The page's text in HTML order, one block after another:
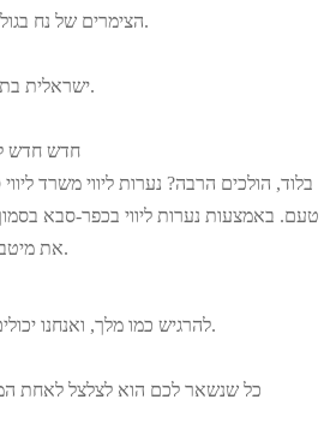
הצימרים של נח בגולן מתאימים לזוגות ולמשפחות עם ילדים כאחד.
ישראלית בת 25 מארחת בדירה מפוארת , פרטי ודיסקרטי.
23 – חדש
בלוד, הולכים הרבה? נערות ליווי משרד ליווי סקס 69 בישראל – בנות דוגמניות
טעם. באמצעות נערות ליווי בכפר-סבא
את מיטב ההנאות והריגושים והכול תחת קורת גג אחת.
להרגיש כמו מלך, ואנחנו יכולים לענות על הצורך הזה, עם נערות הליווי שלנו.
כל שנשאר לכם הוא לצלצל לאחת